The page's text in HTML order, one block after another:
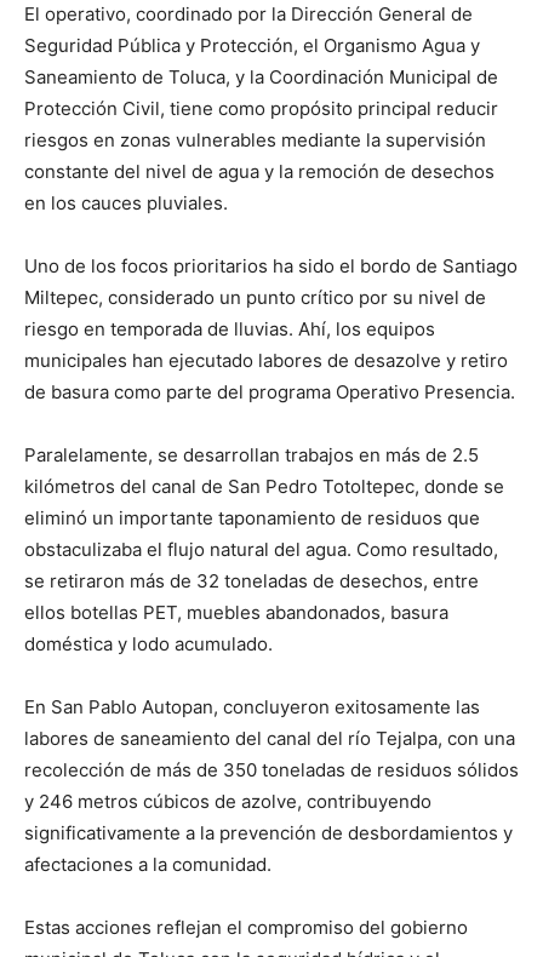
El operativo, coordinado por la Dirección General de
Seguridad Pública y Protección, el Organismo Agua y
Saneamiento de Toluca, y la Coordinación Municipal de
Protección Civil, tiene como propósito principal reducir
riesgos en zonas vulnerables mediante la supervisión
constante del nivel de agua y la remoción de desechos
en los cauces pluviales.
Uno de los focos prioritarios ha sido el bordo de Santiago
Miltepec, considerado un punto crítico por su nivel de
riesgo en temporada de lluvias. Ahí, los equipos
municipales han ejecutado labores de desazolve y retiro
de basura como parte del programa Operativo Presencia.
Paralelamente, se desarrollan trabajos en más de 2.5
kilómetros del canal de San Pedro Totoltepec, donde se
eliminó un importante taponamiento de residuos que
obstaculizaba el flujo natural del agua. Como resultado,
se retiraron más de 32 toneladas de desechos, entre
ellos botellas PET, muebles abandonados, basura
doméstica y lodo acumulado.
En San Pablo Autopan, concluyeron exitosamente las
labores de saneamiento del canal del río Tejalpa, con una
recolección de más de 350 toneladas de residuos sólidos
y 246 metros cúbicos de azolve, contribuyendo
significativamente a la prevención de desbordamientos y
afectaciones a la comunidad.
Estas acciones reflejan el compromiso del gobierno